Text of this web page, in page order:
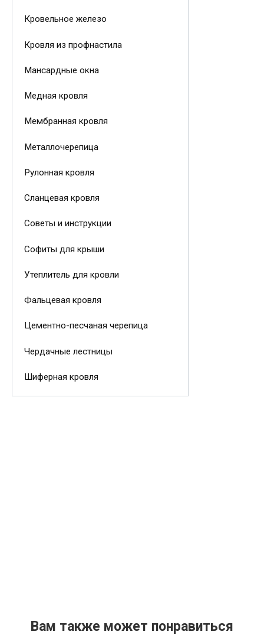
Кровельное железо
Кровля из профнастила
Мансардные окна
Медная кровля
Мембранная кровля
Металлочерепица
Рулонная кровля
Сланцевая кровля
Советы и инструкции
Софиты для крыши
Утеплитель для кровли
Фальцевая кровля
Цементно-песчаная черепица
Чердачные лестницы
Шиферная кровля
Вам также может понравиться